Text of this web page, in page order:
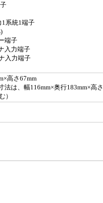
1系統1端子
端子
入力端子
入力端子
高さ67mm
法は、幅116mm×奥行183mm×高さ
）